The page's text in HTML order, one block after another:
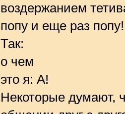
воздержанием
попу и еще раз
Так:
о чем
это я: А!
Некоторые думают,